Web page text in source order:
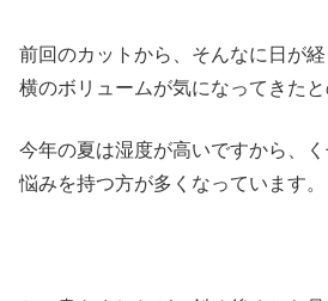
前回のカットから、そんなに日が経
横のボリュームが気になってきたと
今年の夏は湿度が高いですから、
悩みを持つ方が多くなっています。